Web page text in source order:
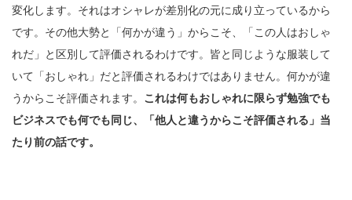
変化します。それはオシャレが差別化の元に成り立っているから
です。その他大勢と「何かが違う」からこそ、「この人はおしゃ
れだ」と区別して評価されるわけです。皆と同じような服装して
いて「おしゃれ」だと評価されるわけではありません。何かが違
うからこそ評価されます。 これは何もおしゃれに限らず勉強でも
ビジネスでも何でも同じ、「他人と違うからこそ評価される」当
たり前の話です。